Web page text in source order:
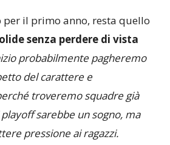
il primo anno, resta quello
senza perdere di vista
probabilmente pagheremo
del carattere e
troveremo squadre già
sarebbe un sogno, ma